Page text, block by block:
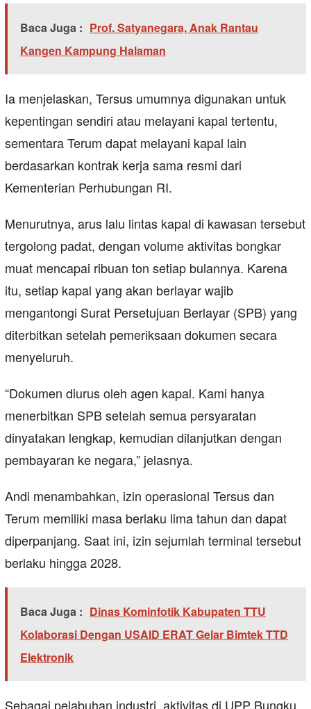
Baca Juga : Prof. Satyanegara, Anak Rantau
Kangen Kampung Halaman
Ia menjelaskan, Tersus umumnya digunakan untuk
kepentingan sendiri atau melayani kapal tertentu,
sementara Terum dapat melayani kapal lain
berdasarkan kontrak kerja sama resmi dari
Kementerian Perhubungan RI.
Menurutnya, arus lalu lintas kapal di kawasan tersebut
tergolong padat, dengan volume aktivitas bongkar
muat mencapai ribuan ton setiap bulannya. Karena
itu, setiap kapal yang akan berlayar wajib
mengantongi Surat Persetujuan Berlayar (SPB) yang
diterbitkan setelah pemeriksaan dokumen secara
menyeluruh.
“Dokumen diurus oleh agen kapal. Kami hanya
menerbitkan SPB setelah semua persyaratan
dinyatakan lengkap, kemudian dilanjutkan dengan
pembayaran ke negara,” jelasnya.
Andi menambahkan, izin operasional Tersus dan
Terum memiliki masa berlaku lima tahun dan dapat
diperpanjang. Saat ini, izin sejumlah terminal tersebut
berlaku hingga 2028.
Baca Juga : Dinas Kominfotik Kabupaten TTU
Kolaborasi Dengan USAID ERAT Gelar Bimtek TTD
Elektronik
Sebagai pelabuhan industri, aktivitas di UPP Bungku